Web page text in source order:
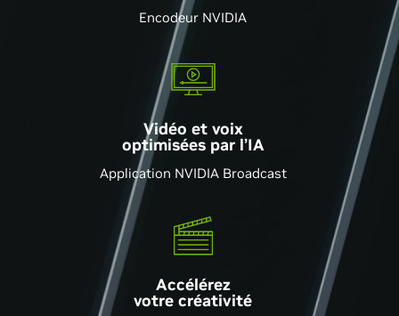
Encodeur NVIDIA
Vidéo et voix
optimisées par l’IA
Application NVIDIA Broadcast
Accélérez
votre créativité